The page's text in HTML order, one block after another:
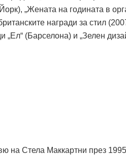
„Жената на годината в
награди за стил
„Ел“ (Барселона) и „Зелен
на Стела Маккартни през 1995